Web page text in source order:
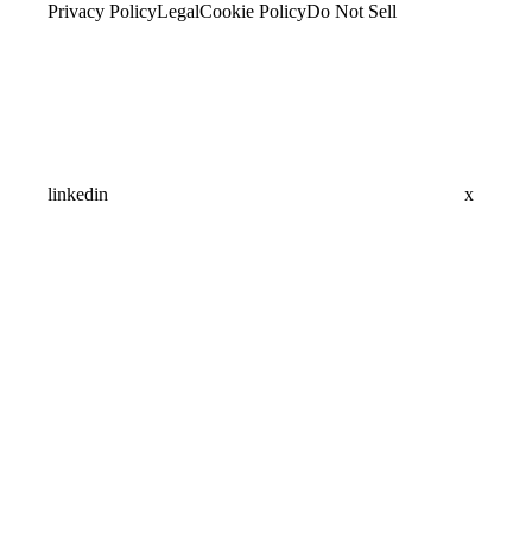
Privacy PolicyLegalCookie PolicyDo Not Sell
linkedin x